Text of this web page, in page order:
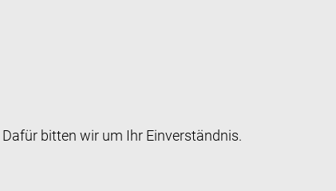
bitten wir um Ihr Einverständnis.